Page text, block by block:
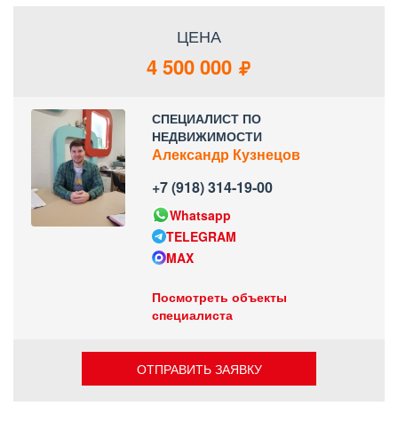
ЦЕНА
4 500 000
СПЕЦИАЛИСТ ПО
НЕДВИЖИМОСТИ
Александр Кузнецов
+7 (918) 314-19-00
Whatsapp
TELEGRAM
MAX
Посмотреть объекты
специалиста
ОТПРАВИТЬ ЗАЯВКУ